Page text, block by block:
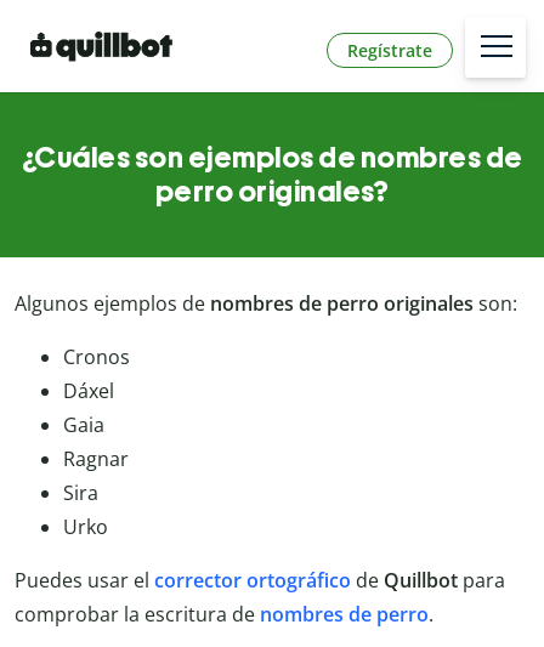
Regístrate
¿Cuáles son ejemplos de nombres de
perro originales?
Algunos ejemplos de nombres de perro originales son:
Cronos
Dáxel
Gaia
Ragnar
Sira
Urko
Puedes usar el corrector ortográfico de Quillbot para
comprobar la escritura de nombres de perro.